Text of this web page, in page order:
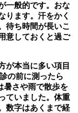
一般的です。おな
ります。汗をかく
待ち時間が長いこ
意しておくと過ご
が本当に多い項目
の前に測ったら
暑さや雨で散歩を
ていました。体重
数字はあくまで経